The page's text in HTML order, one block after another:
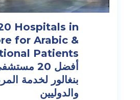
Hospitals in
for Arabic &
أفضل 20
بنغالور لخدمة
والدوليين